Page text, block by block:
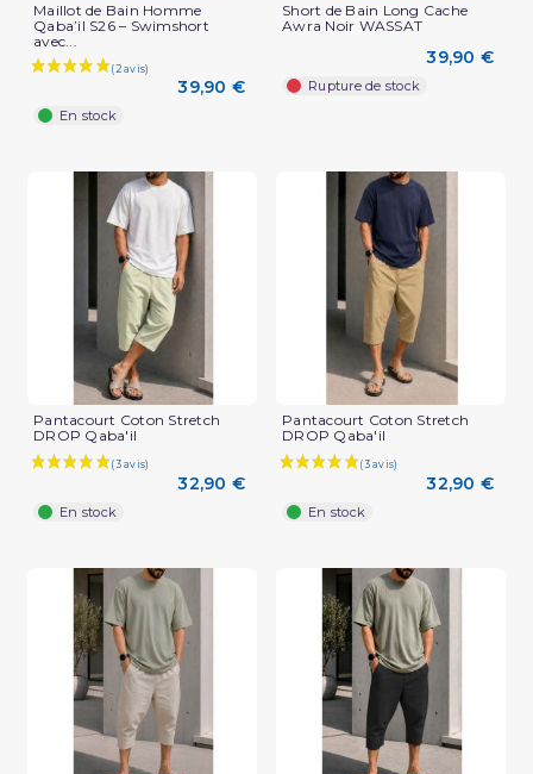
Maillot de Bain Homme
Qaba’il S26 – Swimshort
avec...
39,90 €
En stock
Short de Bain Long Cache
Awra Noir WASSAT
39,90 €
Rupture de stock
Pantacourt Coton Stretch
DROP Qaba'il
32,90 €
En stock
Pantacourt Coton Stretch
DROP Qaba'il
32,90 €
En stock